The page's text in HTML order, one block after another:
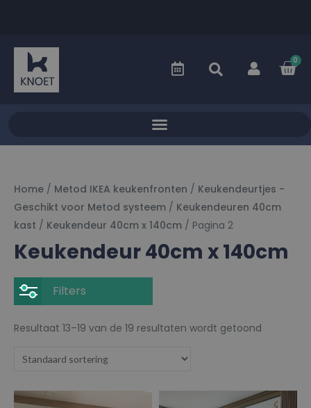
0
Home / Metod IKEA keukenfronten / Keukendeurtjes -
Geschikt voor Metod systeem / Keukendeuren 40cm
kast / Keukendeur 40cm x 140cm / Pagina 2
Keukendeur 40cm x 140cm
Filters
Resultaat 13–19 van de 19 resultaten wordt getoond